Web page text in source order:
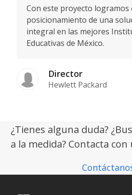
Con este proyecto logramos
posicionamiento de una
integral en las mejores
Educativas de México.
Director
Hewlett Packard
¿Tienes alguna duda?
a la medida? Contacta con